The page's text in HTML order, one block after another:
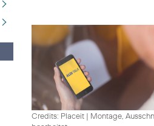
Credits: Placeit | Montage,